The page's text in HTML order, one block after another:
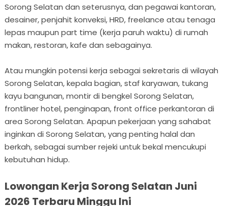
Sorong Selatan dan seterusnya, dan pegawai kantoran,
desainer, penjahit konveksi, HRD, freelance atau tenaga
lepas maupun part time (kerja paruh waktu) di rumah
makan, restoran, kafe dan sebagainya.
Atau mungkin potensi kerja sebagai sekretaris di wilayah
Sorong Selatan, kepala bagian, staf karyawan, tukang
kayu bangunan, montir di bengkel Sorong Selatan,
frontliner hotel, penginapan, front office perkantoran di
area Sorong Selatan. Apapun pekerjaan yang sahabat
inginkan di Sorong Selatan, yang penting halal dan
berkah, sebagai sumber rejeki untuk bekal mencukupi
kebutuhan hidup.
Lowongan Kerja Sorong Selatan Juni
2026 Terbaru Minggu Ini